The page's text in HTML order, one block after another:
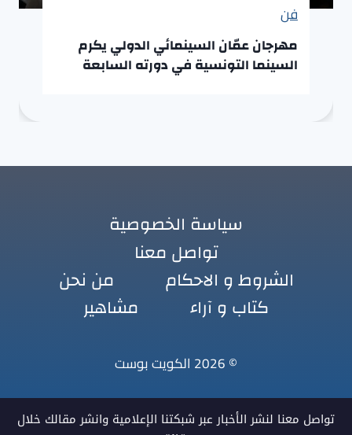
فن
مهرجان عمّان السينمائي الدولي يكرم
السينما التونسية في دورته السابعة
سياسة الخصوصية
تواصل معنا
الشروط و الاحكام
من نحن
كتاب و آراء
مشاهير
© 2026 الكويت بوست
تواصل معنا لنشر الأخبار عبر شبكتنا الإعلامية وانشر مقالك خلال